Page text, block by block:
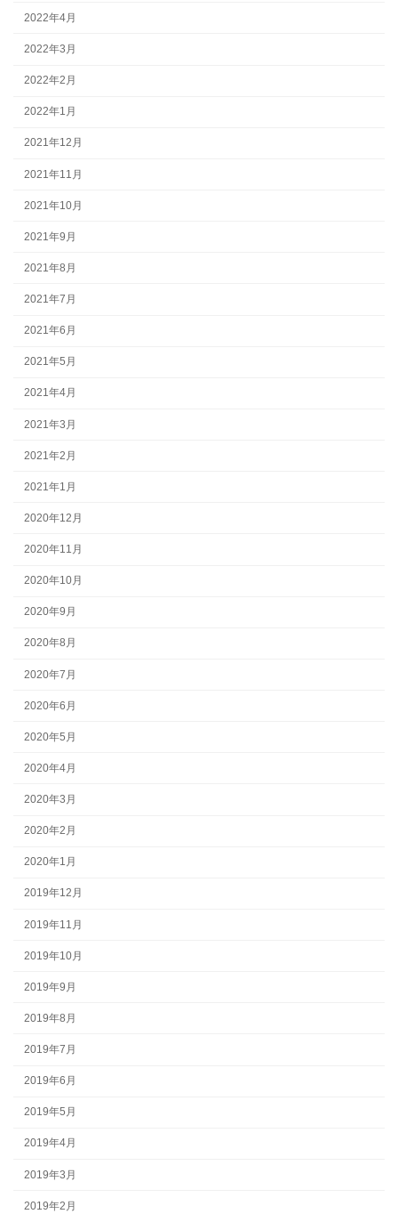
2022年4月
2022年3月
2022年2月
2022年1月
2021年12月
2021年11月
2021年10月
2021年9月
2021年8月
2021年7月
2021年6月
2021年5月
2021年4月
2021年3月
2021年2月
2021年1月
2020年12月
2020年11月
2020年10月
2020年9月
2020年8月
2020年7月
2020年6月
2020年5月
2020年4月
2020年3月
2020年2月
2020年1月
2019年12月
2019年11月
2019年10月
2019年9月
2019年8月
2019年7月
2019年6月
2019年5月
2019年4月
2019年3月
2019年2月